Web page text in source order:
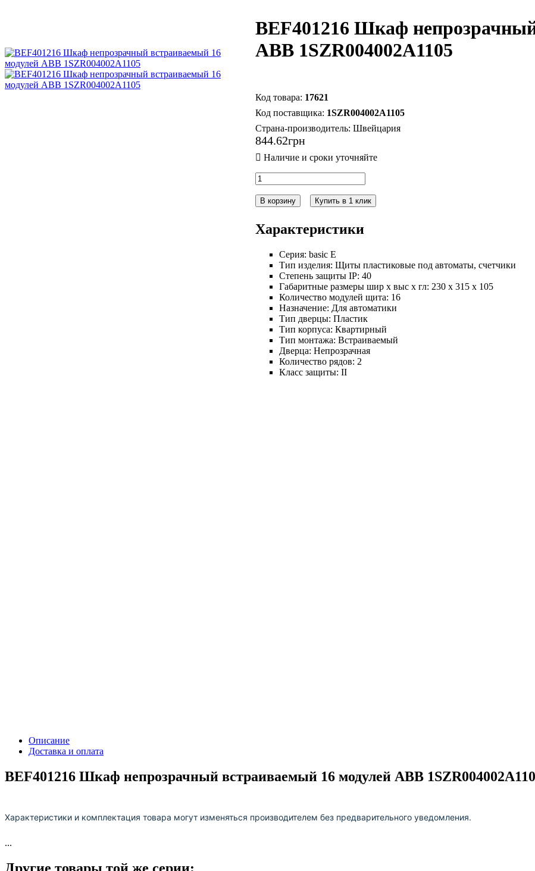
BEF401216 Шкаф
ABB 1SZR004002A1105
17621
1SZR004002A1105
Страна-производитель: Швейцария
844.62грн
В корзину Купить в 1 клик
Характеристики
Серия: basic E
Тип изделия: Щиты пластиковые под автоматы, счетчики
Степень защиты IP: 40
Габаритные размеры шир х выс х гл: 230 х 315 х 105
Количество модулей щита: 16
Назначение: Для автоматики
Тип дверцы: Пластик
Тип корпуса: Квартирный
Тип монтажа: Встраиваемый
Дверца: Непрозрачная
Количество рядов: 2
Класс защиты: II
Описание
Доставка и оплата
BEF401216 Шкаф непрозрачный встраиваемый 16 модулей ABB
Характеристики и комплектация товара могут изменяться производителем без предварительного уведомления.
...